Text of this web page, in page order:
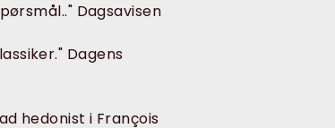
Dagsavisen
Dagens
hedonist i François